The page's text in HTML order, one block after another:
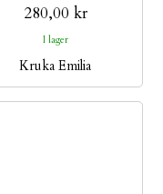
280,00 kr
I lager
Kruka Emilia